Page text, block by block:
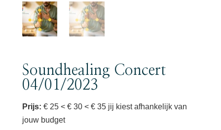
Soundhealing Concert
04/01/2023
Prijs: € 25 < € 30 < € 35 jij kiest afhankelijk van
jouw budget